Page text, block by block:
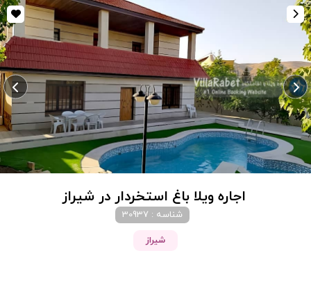
اجاره ویلا باغ استخردار در شیراز
شناسه : 30937
شیراز